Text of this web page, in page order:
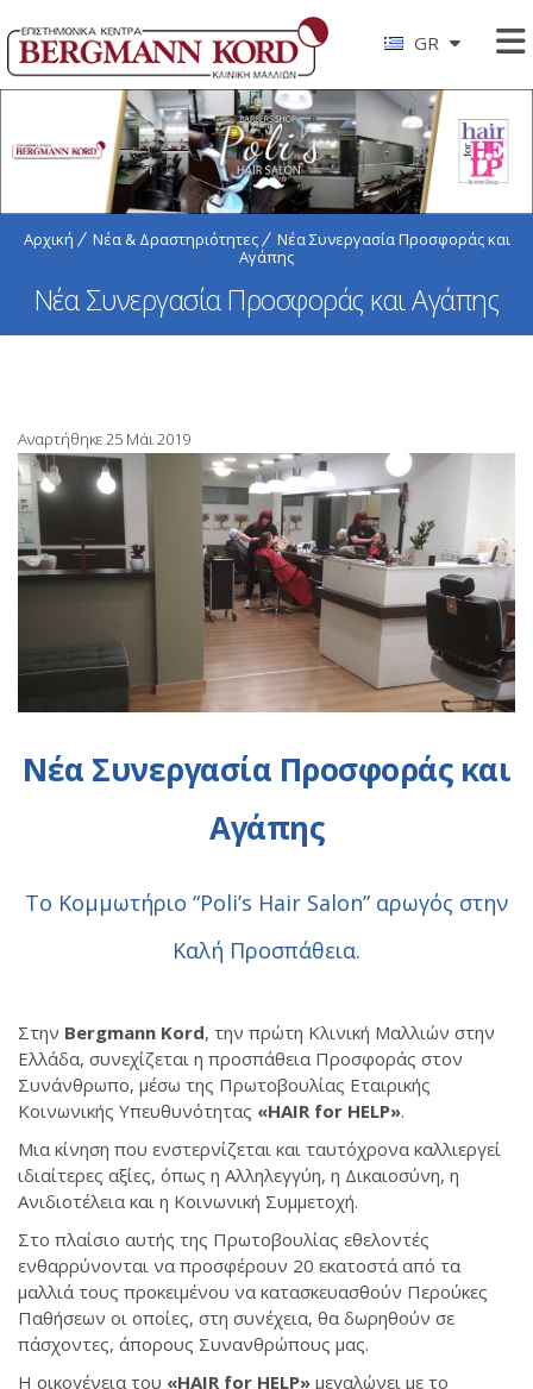
GR
Αρχική Νέα & Δραστηριότητες
Νέα Συνεργασία Προσφοράς και
Αγάπης
Νέα Συνεργασία Προσφοράς και Αγάπης
Αναρτήθηκε 25 Μάι 2019
Νέα Συνεργασία Προσφοράς και
Αγάπης
Το Κομμωτήριο “Poli’s Hair Salon” αρωγός στην
Καλή Προσπάθεια.
Στην Bergmann Kord, την πρώτη Κλινική Μαλλιών στην
Ελλάδα, συνεχίζεται η προσπάθεια Προσφοράς στον
Συνάνθρωπο, μέσω της Πρωτοβουλίας Εταιρικής
Κοινωνικής Υπευθυνότητας «HAIR for HELP».
Μια κίνηση που ενστερνίζεται και ταυτόχρονα καλλιεργεί
ιδιαίτερες αξίες, όπως η Αλληλεγγύη, η Δικαιοσύνη, η
Ανιδιοτέλεια και η Κοινωνική Συμμετοχή.
Στο πλαίσιο αυτής της Πρωτοβουλίας εθελοντές
ενθαρρύνονται να προσφέρουν 20 εκατοστά από τα
μαλλιά τους προκειμένου να κατασκευασθούν Περούκες
Παθήσεων οι οποίες, στη συνέχεια, θα δωρηθούν σε
πάσχοντες, άπορους Συνανθρώπους μας.
Η οικογένεια του «HAIR for HELP» μεγαλώνει με το